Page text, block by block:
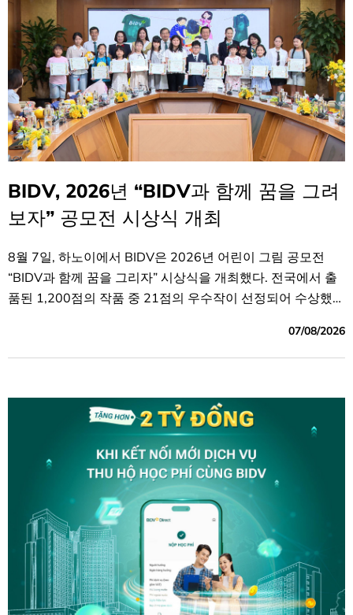
BIDV, 2026년 “BIDV과 함께 꿈을 그려
보자” 공모전 시상식 개최
8월 7일, 하노이에서 BIDV은 2026년 어린이 그림 공모전
“BIDV과 함께 꿈을 그리자” 시상식을 개최했다. 전국에서 출
품된 1,200점의 작품 중 21점의 우수작이 선정되어 수상했
07/08/2026